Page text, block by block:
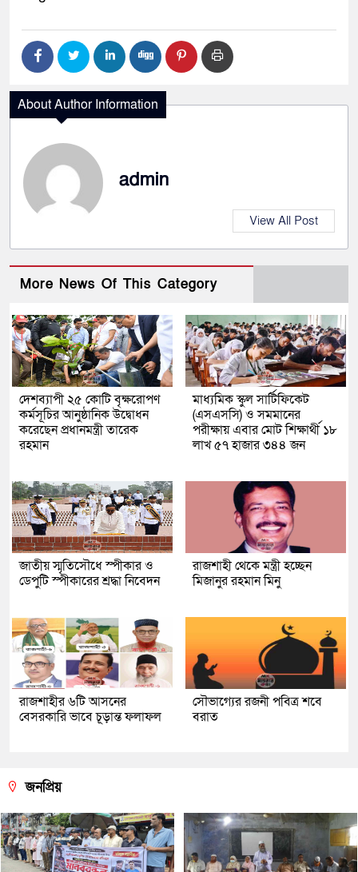
About Author Information
admin
View All Post
More News Of This Category
দেশব্যাপী ২৫ কোটি বৃক্ষরোপণ
কর্মসূচির আনুষ্ঠানিক উদ্বোধন
করেছেন প্রধানমন্ত্রী তারেক
রহমান
মাধ্যমিক স্কুল সার্টিফিকেট
(এসএসসি) ও সমমানের
পরীক্ষায় এবার মোট শিক্ষার্থী ১৮
লাখ ৫৭ হাজার ৩৪৪ জন
জাতীয় স্মৃতিসৌধে স্পীকার ও
ডেপুটি স্পীকারের শ্রদ্ধা নিবেদন
রাজশাহী থেকে মন্ত্রী হচ্ছেন
মিজানুর রহমান মিনু
রাজশাহীর ৬টি আসনের
বেসরকারি ভাবে চূড়ান্ত ফলাফল
সৌভাগ্যের রজনী পবিত্র শবে
বরাত
জনপ্রিয়